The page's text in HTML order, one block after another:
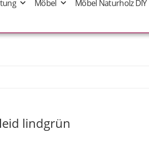
Möbel Möbel Naturholz DIY
lindgrün